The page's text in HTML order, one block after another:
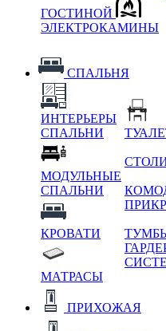
ГОСТИНОЙ
ЭЛЕКТРОКАМИНЫ
СПАЛЬНЯ
ИНТЕРЬЕРЫ
СПАЛЬНИ
МОДУЛЬНЫЕ
СПАЛЬНИ
КРОВАТИ
МАТРАСЫ
ПРИХОЖАЯ